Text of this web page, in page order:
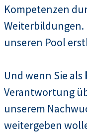
Kompetenzen
Weiterbildungen.
unseren Pool
Und wenn Sie als
Verantwortung
unserem
weitergeben